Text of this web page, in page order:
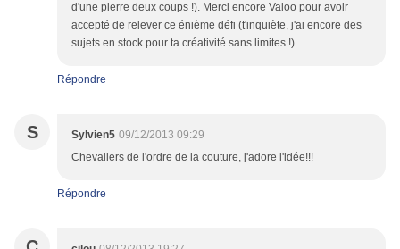
d'une pierre deux coups !). Merci encore Valoo pour avoir
accepté de relever ce énième défi (t'inquiète, j'ai encore des
sujets en stock pour ta créativité sans limites !).
Répondre
S Sylvien5 09/12/2013 09:29
Chevaliers de l'ordre de la couture, j'adore l'idée!!!
Répondre